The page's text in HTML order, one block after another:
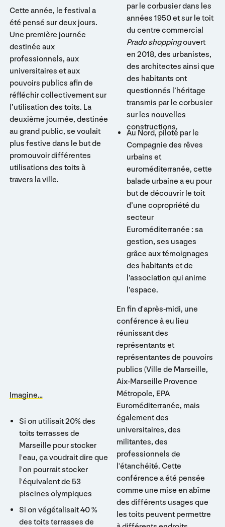
Cette année, le festival a
été pensé sur deux jours.
Une première journée
destinée aux
professionnels, aux
universitaires et aux
pouvoirs publics afin de
réfléchir collectivement sur
l’utilisation des toits. La
deuxième journée, destinée
au grand public, se voulait
plus festive dans le but de
promouvoir différentes
utilisations des toits à
travers la ville.
par le corbusier dans les
années 1950 et sur le toit
du centre commercial
Prado shoppingouvert
en 2018, des urbanistes,
des architectes ainsi que
des habitants ont
questionnés l’héritage
transmis par le corbusier
sur les nouvelles
constructions.
Au Nord, piloté par le
Compagnie des rêves
urbains et
euroméditerranée, cette
balade urbaine a eu pour
but de découvrir le toit
d’une copropriété du
secteur
Euroméditerranée : sa
gestion, ses usages
grâce aux témoignages
des habitants et de
l’association qui anime
l’espace.
En fin d'après-midi, une
conférence à eu lieu
réunissant des
représentants et
représentantes de pouvoirs
publics (Ville de Marseille,
Aix-Marseille Provence
Métropole, EPA
Euroméditerranée, mais
également des
universitaires, des
militantes, des
professionnels de
l'étanchéité. Cette
conférence a été pensée
comme une mise en abîme
des différents usages que
les toits peuvent permettre
Imagine…
Si on utilisait 20% des
toits terrasses de
Marseille pour stocker
l'eau, ça voudrait dire que
l'on pourrait stocker
l'équivalent de 53
piscines olympiques
Si on végétalisait 40 %
des toits terrasses de